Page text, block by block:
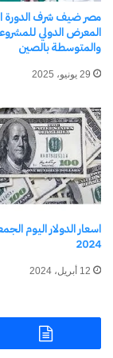
وأكدت وزيرة
الذى تلعبه
فى طريق
تعبر هذه
المجتمعات
دون تعقيد أو
ومبتكرة،
الوزارة مرصد
إلى قياس
المصرية من
التطور
والحملات
مصر ضيف شرف الدورة
المعرض الدولي
والمتوسطة بالصين
29 يونيو، 2025
2024
12 أبريل، 2024